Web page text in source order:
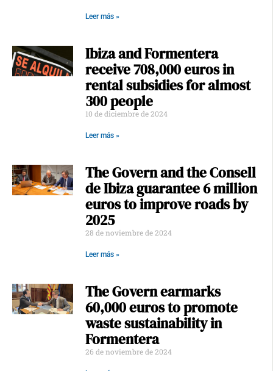
Leer más »
Ibiza and Formentera
receive 708,000 euros in
rental subsidies for almost
300 people
10 de diciembre de 2024
Leer más »
The Govern and the Consell
de Ibiza guarantee 6 million
euros to improve roads by
2025
28 de noviembre de 2024
Leer más »
The Govern earmarks
60,000 euros to promote
waste sustainability in
Formentera
26 de noviembre de 2024